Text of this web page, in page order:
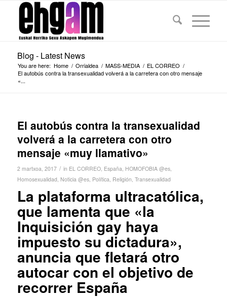
Blog - Latest News
You are here: Home / Orrialdea / MASS-MEDIA / EL CORREO /
El autobús contra la transexualidad volverá a la carretera con otro mensaje
«...
El autobús contra la transexualidad
volverá a la carretera con otro
mensaje «muy llamativo»
2 martxoa, 2017 / in EL CORREO, España, HOMOFOBIA @es,
Homosexualidad, Noticia @es, Política, Religión, Transexualidad
La plataforma ultracatólica,
que lamenta que «la
Inquisición gay haya
impuesto su dictadura»,
anuncia que fletará otro
autocar con el objetivo de
recorrer España